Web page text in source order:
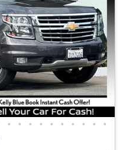
• • • • • • • • • •